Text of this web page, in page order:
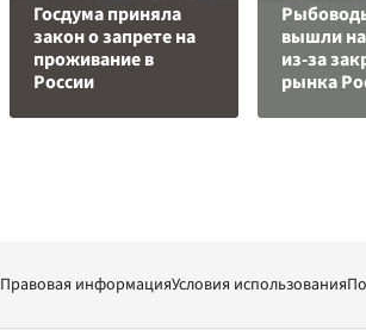
Госдума приняла
закон о запрете на
проживание в
России
вышли
из-за
рынка
Правовая информацияУсловия использования